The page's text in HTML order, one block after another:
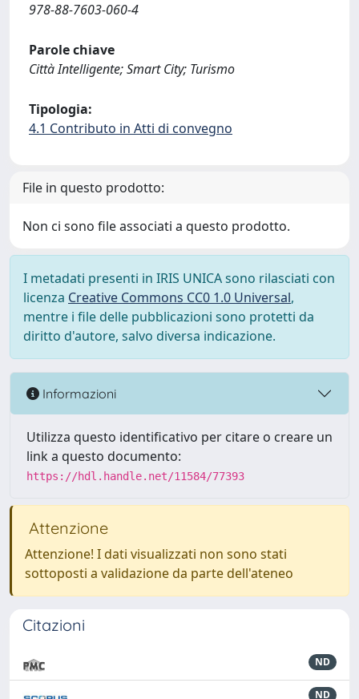
978-88-7603-060-4
Parole chiave
Città Intelligente; Smart City; Turismo
Tipologia:
4.1 Contributo in Atti di convegno
File in questo prodotto:
Non ci sono file associati a questo prodotto.
I metadati presenti in IRIS UNICA sono rilasciati con
licenza Creative Commons CC0 1.0 Universal,
mentre i file delle pubblicazioni sono protetti da
diritto d'autore, salvo diversa indicazione.
Informazioni
Utilizza questo identificativo per citare o creare un
link a questo documento:
https://hdl.handle.net/11584/77393
Attenzione
Attenzione! I dati visualizzati non sono stati
sottoposti a validazione da parte dell'ateneo
Citazioni
ND
ND